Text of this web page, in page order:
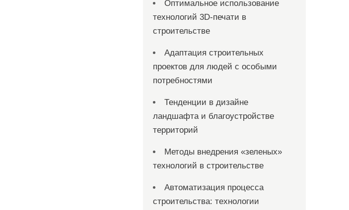
Оптимальное использование
технологий 3D-печати в
строительстве
Адаптация строительных
проектов для людей с особыми
потребностями
Тенденции в дизайне
ландшафта и благоустройстве
территорий
Методы внедрения «зеленых»
технологий в строительстве
Автоматизация процесса
строительства: технологии